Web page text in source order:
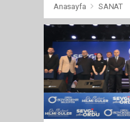
Anasayfa SANAT